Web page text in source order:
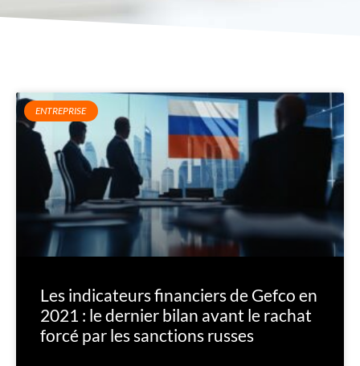
ENTREPRISE
Les indicateurs financiers de Gefco en
2021 : le dernier bilan avant le rachat
forcé par les sanctions russes